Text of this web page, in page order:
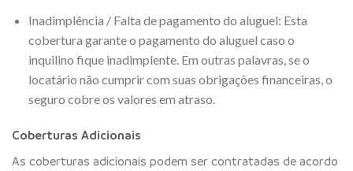
Inadimplência / Falta de pagamento do aluguel: Esta
cobertura garante o pagamento do aluguel caso o
inquilino fique inadimplente. Em outras palavras, se o
locatário não cumprir com suas obrigações financeiras, o
seguro cobre os valores em atraso.
Coberturas Adicionais
As coberturas adicionais podem ser contratadas de acordo